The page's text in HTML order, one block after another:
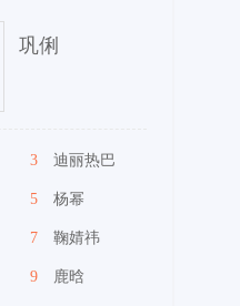
巩俐
3 迪丽热巴
5 杨幂
7 鞠婧祎
9 鹿晗